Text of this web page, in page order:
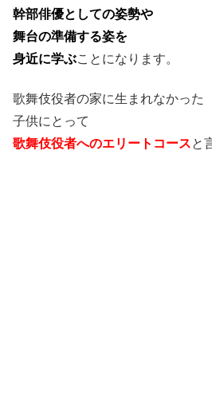
幹部俳優としての姿勢や
舞台の準備する姿を
身近に学ぶことになります。
歌舞伎役者の家に生まれなかった
子供にとって
歌舞伎役者へのエリートコースと